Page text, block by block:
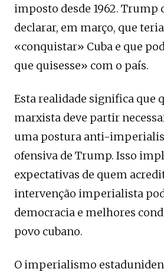
imposto desde 1962. Trump
declarar, em março, que
«conquistar» Cuba e que
que quisesse» com o país.
Esta realidade significa que
marxista deve partir
uma postura anti-
ofensiva de Trump. Isso
expectativas de quem
intervenção imperialista
democracia e melhores
povo cubano.
O imperialismo